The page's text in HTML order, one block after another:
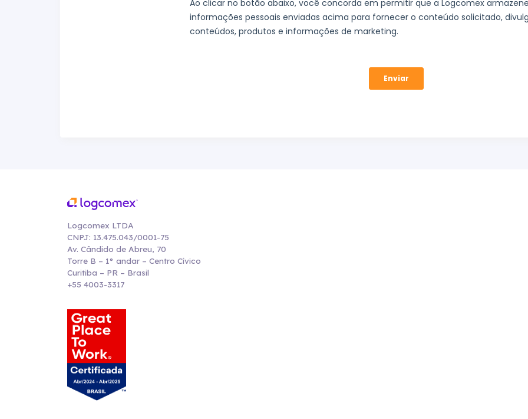
Logcomex LTDA
CNPJ: 13.475.043/0001-75
Av. Cândido de Abreu, 70
Torre B – 1° andar – Centro Cívico
Curitiba – PR – Brasil
+55 4003-3317